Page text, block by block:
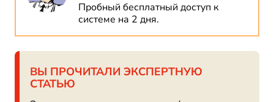
Пробный бесплатный доступ к
системе на 2 дня.
ВЫ ПРОЧИТАЛИ ЭКСПЕРТНУЮ
СТАТЬЮ